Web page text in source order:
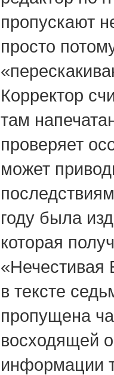
пропускают
просто
Корректор
там
проверяет
может
году была
которая
«Нечестивая
в тексте
пропущена
восходящей
информации